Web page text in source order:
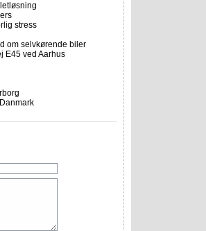
stress
om selvkørende biler
E45 ved Aarhus